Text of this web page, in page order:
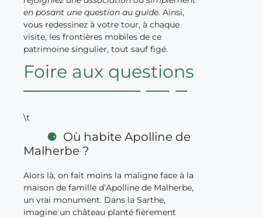
en posant une question au guide. Ainsi,
vous redessinez à votre tour, à chaque
visite, les frontières mobiles de ce
patrimoine singulier, tout sauf figé.
Foire aux questions
\t
Où habite Apolline de
Malherbe ?
Alors là, on fait moins la maligne face à la
maison de famille d’Apolline de Malherbe,
un vrai monument. Dans la Sarthe,
imagine un château planté fièrement